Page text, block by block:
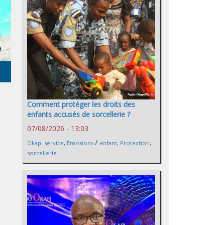
Comment protéger les droits des
enfants accusés de sorcellerie ?
07/08/2026 - 13:03
Okapi service, Émissions / enfant, Protection,
sorcellerie